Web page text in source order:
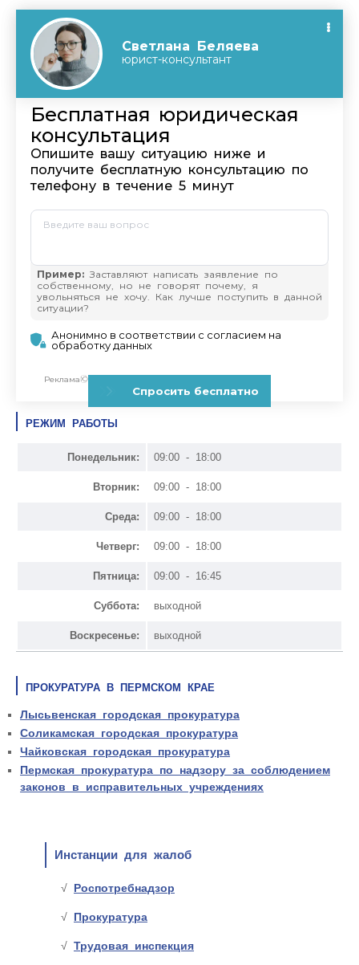
РЕЖИМ РАБОТЫ
Понедельник: 09:00 - 18:00
Вторник: 09:00 - 18:00
Среда: 09:00 - 18:00
Четверг: 09:00 - 18:00
Пятница: 09:00 - 16:45
Суббота: выходной
Воскресенье: выходной
ПРОКУРАТУРА В ПЕРМСКОМ КРАЕ
Лысьвенская городская прокуратура
Соликамская городская прокуратура
Чайковская городская прокуратура
Пермская прокуратура по надзору за соблюдением
законов в исправительных учреждениях
Инстанции для жалоб
Роспотребнадзор
Прокуратура
Трудовая инспекция